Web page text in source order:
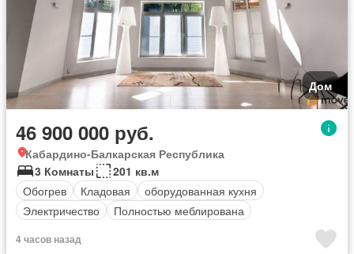
Дом
46 900 000 руб.
Кабардино-Балкарская Республика
3 Комнаты
201 кв.м
Обогрев
Кладовая
оборудованная кухня
Электричество
Полностью меблирована
4 часов назад